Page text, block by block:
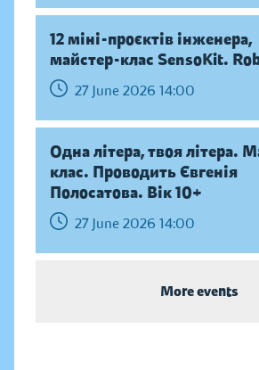
12 міні-проєктів інженера,
майстер-клас SensoKit.
27 June 2026 14:00
Одна літера, твоя літера.
клас. Проводить Євгенія
Полосатова. Вік 10+
27 June 2026 14:00
More events